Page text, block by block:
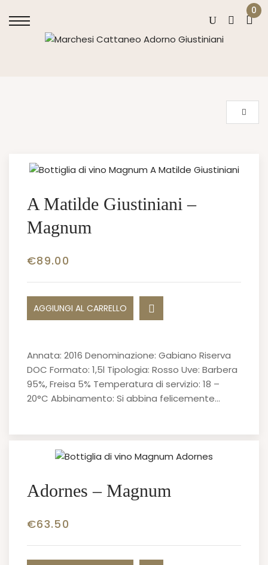
0
A Matilde Giustiniani –
Magnum
€89.00
AGGIUNGI AL CARRELLO
Annata: 2016 Denominazione: Gabiano Riserva
DOC Formato: 1,5l Tipologia: Rosso Uve: Barbera
95%, Freisa 5% Temperatura di servizio: 18 –
20°C Abbinamento: Si abbina felicemente…
Adornes – Magnum
€63.50